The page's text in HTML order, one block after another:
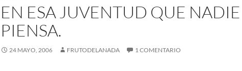
EN ESA JUVENTUD QUE NADIE
PIENSA.
24 MAYO, 2006 FRUTODELANADA 1 COMENTARIO